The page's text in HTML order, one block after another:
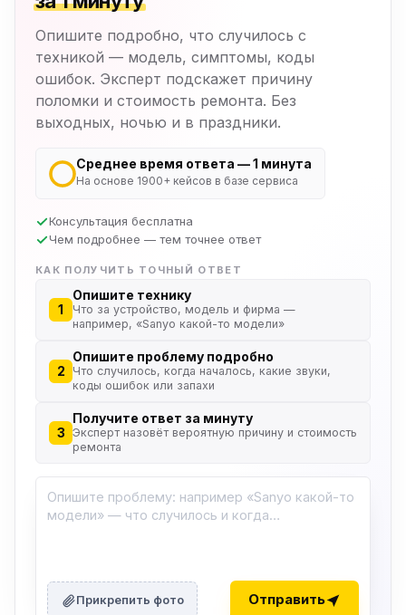
Опишите подробно, что случилось с
техникой — модель, симптомы, коды
ошибок. Эксперт подскажет причину
поломки и стоимость ремонта. Без
выходных, ночью и в праздники.
Среднее время ответа — 1 минута
На основе 1900+ кейсов в базе сервиса
Консультация бесплатна
Чем подробнее — тем точнее ответ
КАК ПОЛУЧИТЬ ТОЧНЫЙ ОТВЕТ
1
Опишите технику
Что за устройство, модель и фирма —
например, «Sanyo какой-то модели»
2
Опишите проблему подробно
Что случилось, когда началось, какие звуки,
коды ошибок или запахи
3
Получите ответ за минуту
Эксперт назовёт вероятную причину и стоимость
ремонта
Прикрепить фото Отправить